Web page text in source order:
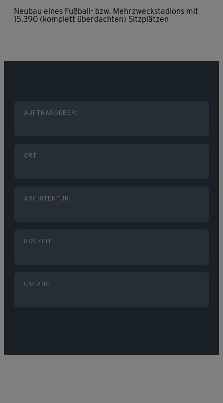
Neubau eines Fußball- bzw. Mehrzweckstadions mit
15.390 (komplett überdachten) Sitzplätzen
AUFTRAGGEBER:
ORT:
ARCHITEKTUR:
BAUZEIT:
UMFANG: